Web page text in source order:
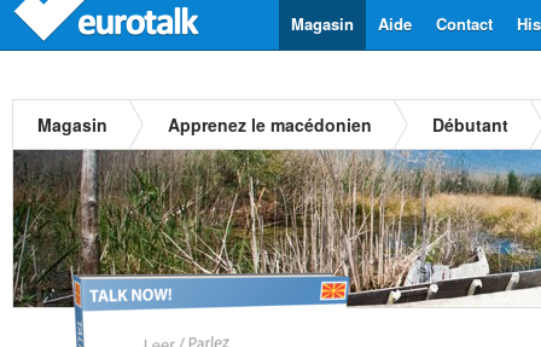
Contact
Aide
Magasin
Magasin Apprenez le macédonien Débutant